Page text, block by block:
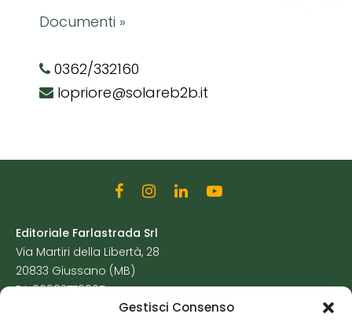
Gestisci Consenso
Documenti »
0362/332160
lopriore@solareb2b.it
Editoriale Farlastrada Srl
Via Martiri della Libertà, 28
20833 Giussano (MB)
P.I. 06982770965